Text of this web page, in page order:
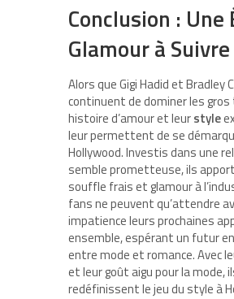
Conclusion : Une
Glamour à Suivre
Alors que Gigi Hadid et Bradley
continuent de dominer les
histoire d’amour et leurstyle
leur permettent de se
Hollywood. Investis dans une
semble prometteuse, ils
souffle frais et glamour à
fans ne peuvent qu’attendre
impatience leurs prochaines
ensemble, espérant un futur
entre mode et romance. Avec
et leur goût aigu pour la mode,
redéfinissent le jeu du style à